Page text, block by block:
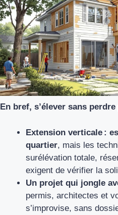
En bref, s’élever sans perdre
Extension verticale :
quartier, mais les
surélévation totale,
exigent de vérifier la
Un projet qui jongle
permis, architectes et
s’improvise, sans